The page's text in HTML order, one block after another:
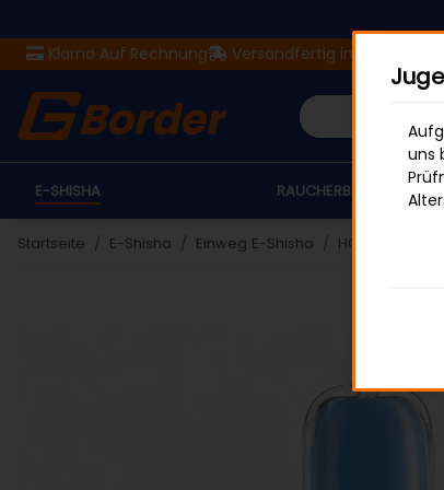
Klarna Auf Rechnung Versandfertig in 24 Stunden
E-SHISHA RAUCHERBEDARF
Startseite E-Shisha Einweg E-Shisha HQD SURV
uns